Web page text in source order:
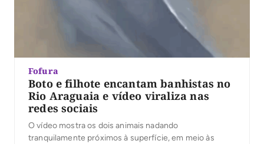
Fofura
Boto e filhote encantam banhistas no
Rio Araguaia e vídeo viraliza nas
redes sociais
O vídeo mostra os dois animais nadando
tranquilamente próximos à superfície, em meio às